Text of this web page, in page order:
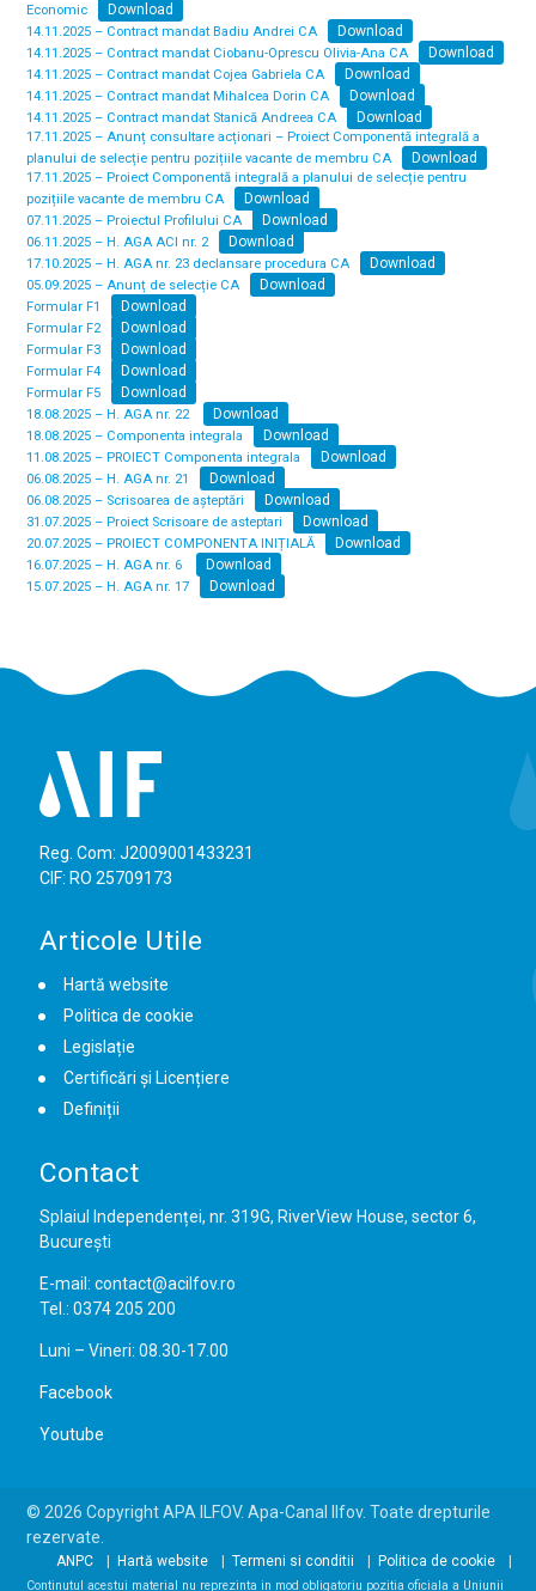
Economic
Download
14.11.2025 – Contract mandat Badiu Andrei CA Download
14.11.2025 – Contract mandat Ciobanu-Oprescu Olivia-Ana CA Download
14.11.2025 – Contract mandat Cojea Gabriela CA Download
14.11.2025 – Contract mandat Mihalcea Dorin CA Download
14.11.2025 – Contract mandat Stanică Andreea CA Download
17.11.2025 – Anunț consultare acționari – Proiect Componentă integrală a
planului de selecție pentru pozițiile vacante de membru CA
Download
17.11.2025 – Proiect Componentă integrală a planului de selecție pentru
pozițiile vacante de membru CA
Download
07.11.2025 – Proiectul Profilului CA Download
06.11.2025 – H. AGA ACI nr. 2 Download
17.10.2025 – H. AGA nr. 23 declansare procedura CA Download
05.09.2025 – Anunț de selecție CA Download
Formular F1 Download
Formular F2 Download
Formular F3 Download
Formular F4 Download
Formular F5 Download
18.08.2025 – H. AGA nr. 22 Download
18.08.2025 – Componenta integrala Download
11.08.2025 – PROIECT Componenta integrala Download
06.08.2025 – H. AGA nr. 21 Download
06.08.2025 – Scrisoarea de așteptări Download
31.07.2025 – Proiect Scrisoare de asteptari Download
20.07.2025 – PROIECT COMPONENTA INIȚIALĂ Download
16.07.2025 – H. AGA nr. 6 Download
15.07.2025 – H. AGA nr. 17 Download
Reg. Com: J2009001433231
CIF: RO 25709173
Articole Utile
Hartă website
Politica de cookie
Legislație
Certificări și Licențiere
Definiții
Contact
Splaiul Independenței, nr. 319G, RiverView House, sector 6,
București
E-mail: contact@acilfov.ro
Tel.: 0374 205 200
Luni – Vineri: 08.30-17.00
Facebook
Youtube
© 2026 Copyright APA ILFOV. Apa-Canal Ilfov. Toate drepturile
rezervate.
ANPC Hartă website Termeni si conditii Politica de cookie
Continutul acestui material nu reprezinta in mod obligatoriu pozitia oficiala a Uniunii